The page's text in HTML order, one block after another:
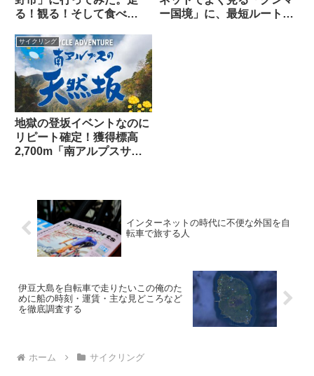
る！観る！そして食べ
メンをスルー】
ー国境」に、最短ルートで
サイクリング
地獄の登坂イベントなのに
リピート確定！獲得標高
2,700m「南アルプスサイ
インターネットの時代に不便な外国を自
転車で旅する人
伊豆大島を自転車で走りたいこの俺のた
めに船の時刻・運賃・主な見どころなど
を徹底調査する
ホーム サイクリング